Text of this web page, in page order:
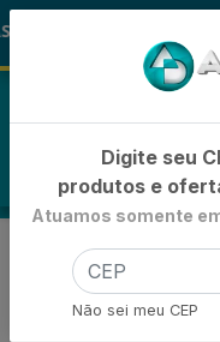
INÍCIO
CREME DE
CREME TRATAMENTO
CREME DE TRATAMENTO
Digite seu
produtos e
Atuamos somente
Não sei meu CEP